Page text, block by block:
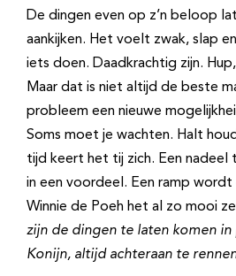
De dingen even op z’n beloop
aankijken. Het voelt zwak, slap
iets doen. Daadkrachtig zijn.
Maar dat is niet altijd de beste
probleem een nieuwe
Soms moet je wachten. Halt
tijd keert het tij zich. Een nadeel
in een voordeel. Een ramp
Winnie de Poeh het al zo mooi
zijn de dingen te laten komen in
Konijn, altijd achteraan te